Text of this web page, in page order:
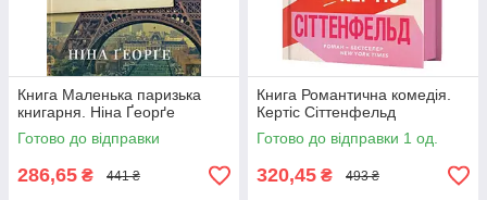
Книга Маленька паризька
книгарня. Ніна Ґеорґе
Готово до відправки
286,65 ₴ 441 ₴
Книга Романтична комедія.
Кертіс Сіттенфельд
Готово до відправки 1 од.
320,45 ₴ 493 ₴